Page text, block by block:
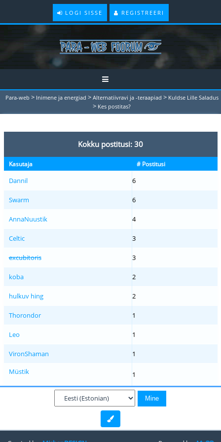
LOGI SISSE REGISTREERI
Para-web > Inimene ja energiad > Alternatiivravi ja -teraapiad > Kuldse Lille Saladus
> Kes postitas?
Kokku postitusi: 30
Kasutaja # Postitusi
Dannil 6
Swarm 6
AnnaNuustik 4
Celtic 3
excubitoris 3
koba 2
hulkuv hing 2
Thorondor 1
Leo 1
VironShaman
1
Müstik
1